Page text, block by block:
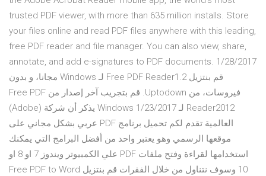
trusted PDF viewer, with more than 635 million installs. Store
your files online and read PDF files anywhere with this leading,
free PDF reader and file manager. You can also view, share,
annotate, and add e-signatures to PDF documents. 1/28/2017
‫قم بنتزيل Free PDF Reader1.2 لـ Windows مجانا، و بدون
فيروسات، من Uptodown. قم بتجريب آخر إصدار من Free PDF
Reader2012 لـ Windows 1/23/2017 يذكر أن شركة (Adobe)
العالمية تقدم لكم تحميل برنامج PDF عربي بشكل مجاني على
موقعها الرسمي وهو يعتبر واحد من أفضل البرامج التي يمكنك
استخدامها لقراءة وفتح ملفات PDF علي الكمبيوتر ويندوز 7 او 8 او
10 وسوف نتناول من خلال الفقرات ‫قم بنتزيل Free PDF to Word